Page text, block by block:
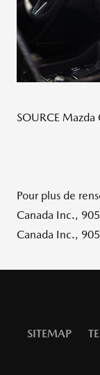
SOURCE Mazda
Pour plus de
Canada Inc.,
Canada Inc.,
SITEMAP